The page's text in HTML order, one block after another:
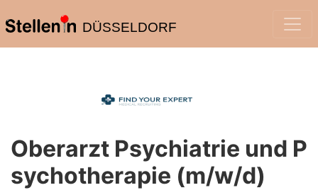
DÜSSELDORF
Oberarzt Psychiatrie und P
sychotherapie (m/w/d)